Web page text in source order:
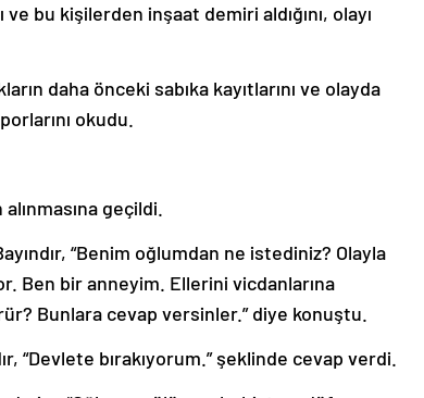
bu kişilerden inşaat demiri aldığını, olayı
daha önceki sabıka kayıtlarını ve olayda
okudu.
geçildi.
“Benim oğlumdan ne istediniz? Olayla
Ben bir anneyim. Ellerini vicdanlarına
Bunlara cevap versinler.” diye konuştu.
“Devlete bırakıyorum.” şeklinde cevap verdi.